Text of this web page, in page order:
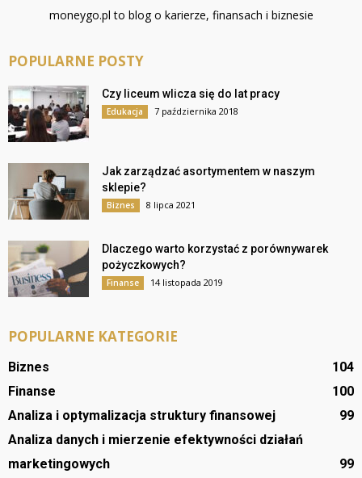
moneygo.pl to blog o karierze, finansach i biznesie
POPULARNE POSTY
Czy liceum wlicza się do lat pracy
Edukacja 7 października 2018
Jak zarządzać asortymentem w naszym
sklepie?
Biznes 8 lipca 2021
Dlaczego warto korzystać z porównywarek
pożyczkowych?
Finanse 14 listopada 2019
POPULARNE KATEGORIE
Biznes
104
Finanse
100
Analiza i optymalizacja struktury finansowej
99
Analiza danych i mierzenie efektywności działań
marketingowych
99